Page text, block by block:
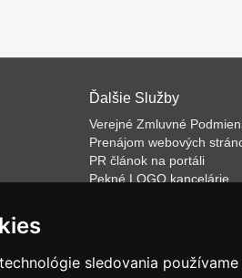
sledovania používame
Ďalšie Služby
Verejné Zmluvné
Prenájom webových
PR článok na portáli
Pekné LOGO kancelárie